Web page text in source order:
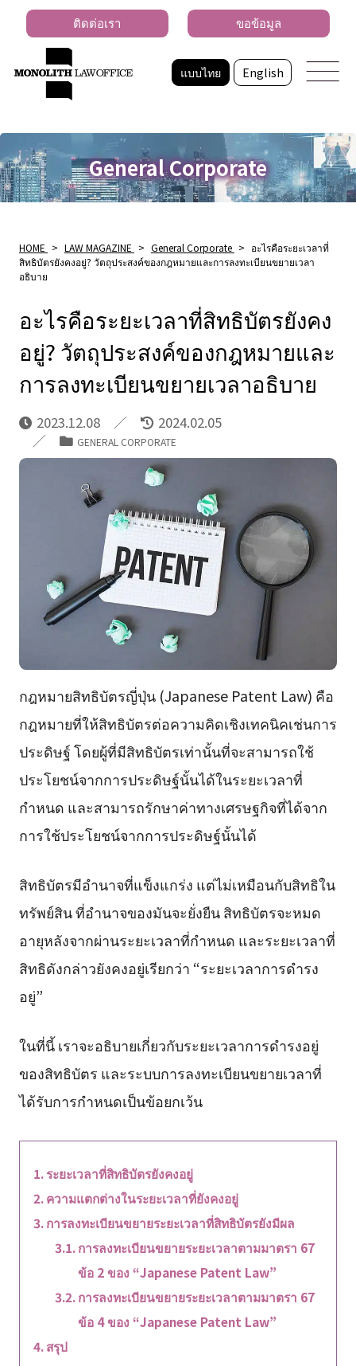
แบบไทย English
ติดต่อเรา ขอข้อมูล
General Corporate
HOME > LAW MAGAZINE > General Corporate > อะไรคือระยะเวลาที่
สิทธิบัตรยังคงอยู่? วัตถุประสงค์ของกฎหมายและการลงทะเบียนขยายเวลา
อธิบาย
อะไรคือระยะเวลาที่สิทธิบัตรยังคง
อยู่? วัตถุประสงค์ของกฎหมายและ
การลงทะเบียนขยายเวลาอธิบาย
2023.12.08 2024.02.05
GENERAL CORPORATE
กฎหมายสิทธิบัตรญี่ปุ่น (Japanese Patent Law) คือ
กฎหมายที่ให้สิทธิบัตรต่อความคิดเชิงเทคนิคเช่นการ
ประดิษฐ์ โดยผู้ที่มีสิทธิบัตรเท่านั้นที่จะสามารถใช้
ประโยชน์จากการประดิษฐ์นั้นได้ในระยะเวลาที่
กำหนด และสามารถรักษาค่าทางเศรษฐกิจที่ได้จาก
การใช้ประโยชน์จากการประดิษฐ์นั้นได้
สิทธิบัตรมีอำนาจที่แข็งแกร่ง แต่ไม่เหมือนกับสิทธิใน
ทรัพย์สิน ที่อำนาจของมันจะยั่งยืน สิทธิบัตรจะหมด
อายุหลังจากผ่านระยะเวลาที่กำหนด และระยะเวลาที่
สิทธิดังกล่าวยังคงอยู่เรียกว่า “ระยะเวลาการดำรง
อยู่”
ในที่นี้ เราจะอธิบายเกี่ยวกับระยะเวลาการดำรงอยู่
ของสิทธิบัตร และระบบการลงทะเบียนขยายเวลาที่
ได้รับการกำหนดเป็นข้อยกเว้น
ระยะเวลาที่สิทธิบัตรยังคงอยู่
ความแตกต่างในระยะเวลาที่ยังคงอยู่
การลงทะเบียนขยายระยะเวลาที่สิทธิบัตรยังมีผล
การลงทะเบียนขยายระยะเวลาตามมาตรา 67
ข้อ 2 ของ “Japanese Patent Law”
การลงทะเบียนขยายระยะเวลาตามมาตรา 67
ข้อ 4 ของ “Japanese Patent Law”
สรุป